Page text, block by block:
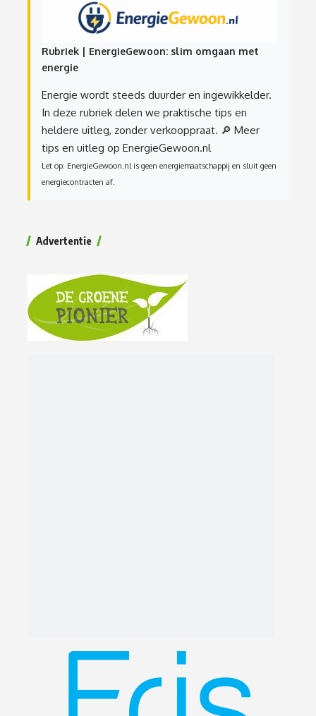
Rubriek | EnergieGewoon: slim omgaan met
energie
Energie wordt steeds duurder en ingewikkelder.
In deze rubriek delen we praktische tips en
heldere uitleg, zonder verkooppraat. 🔎 Meer
tips en uitleg op EnergieGewoon.nl
Let op: EnergieGewoon.nl is geen energiemaatschappij en sluit geen
energiecontracten af.
Advertentie